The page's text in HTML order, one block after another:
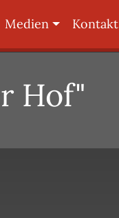
Medien Kontakt
Hof"